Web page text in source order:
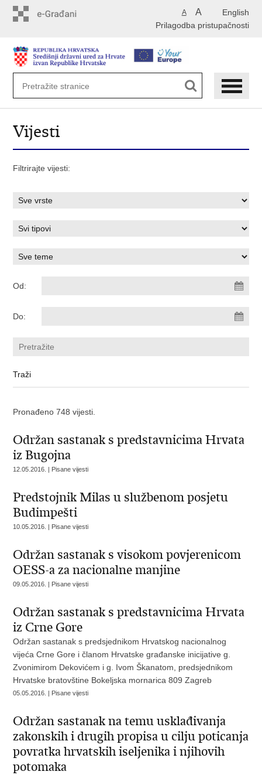
English
A A
Prilagodba pristupačnosti
Vijesti
Filtrirajte vijesti:
Od:
Do:
Pronađeno 748 vijesti.
Održan sastanak s predstavnicima Hrvata
iz Bugojna
12.05.2016. | Pisane vijesti
Predstojnik Milas u službenom posjetu
Budimpešti
10.05.2016. | Pisane vijesti
Održan sastanak s visokom povjerenicom
OESS-a za nacionalne manjine
09.05.2016. | Pisane vijesti
Održan sastanak s predstavnicima Hrvata
iz Crne Gore
Održan sastanak s predsjednikom Hrvatskog nacionalnog
vijeća Crne Gore i članom Hrvatske građanske inicijative g.
Zvonimirom Dekovićem i g. Ivom Škanatom, predsjednikom
Hrvatske bratovštine Bokeljska mornarica 809 Zagreb
05.05.2016. | Pisane vijesti
Održan sastanak na temu usklađivanja
zakonskih i drugih propisa u cilju poticanja
povratka hrvatskih iseljenika i njihovih
potomaka